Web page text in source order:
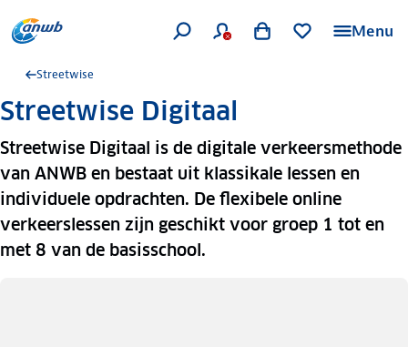
Menu
Streetwise
Streetwise Digitaal
Streetwise Digitaal is de digitale verkeersmethode
van ANWB en bestaat uit klassikale lessen en
individuele opdrachten. De flexibele online
verkeerslessen zijn geschikt voor groep 1 tot en
met 8 van de basisschool.